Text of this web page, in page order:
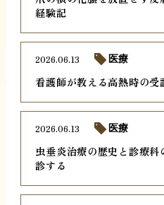
経験記
看護師が教える高熱時の受
2026.06.13 医療
虫垂炎治療の歴史と診療
診する
2026.06.13 医療